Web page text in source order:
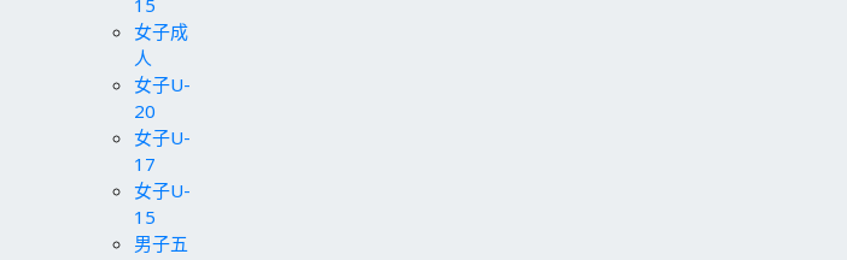
女子成
人
女子U-
20
女子U-
17
女子U-
15
男子五